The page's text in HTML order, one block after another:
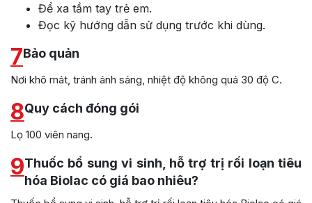
Để xa tầm tay trẻ em.
Đọc kỹ hướng dẫn sử dụng trước khi dùng.
7Bảo quản
Nơi khô mát, tránh ánh sáng, nhiệt độ không quá 30 độ C.
8Quy cách đóng gói
Lọ 100 viên nang.
9Thuốc bổ sung vi sinh, hỗ trợ trị rối loạn tiêu
hóa Biolac có giá bao nhiêu?